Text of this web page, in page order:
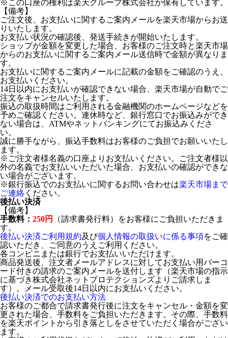
※この口座の権利は楽天グループ株式会社が保有しています。
【備考】
ご注文後、お支払いに関するご案内メールを楽天市場からお送
りいたします。
お支払い状況の確認後、発送手続きが開始いたします。
ショップが金額を変更した場合、お客様のご注文時と楽天市場
からのお支払いに関するご案内メール送信時で金額が異なりま
す。
お支払いに関するご案内メールに記載の金額をご確認のうえ、
お支払いください。
14日以内にお支払いが確認できない場合、楽天市場が自動でご
注文をキャンセルいたします。
振込の取扱時間はご利用される金融機関のホームページなどを
予めご確認ください。連休時など、銀行窓口でお振込みができ
ない場合は、ATMやネットバンキングにてお振込みくださ
い。
誠に勝手ながら、振込手数料はお客様のご負担でお願いいたし
ます。
※ご注文者様名義の口座よりお支払いください。ご注文者様以
外の名義でお支払いいただいた場合、お支払いの確認ができな
い場合がございます。
※銀行振込でのお支払いに関するお問い合わせは楽天市場まで
ご連絡 ください。
後払い決済
【備考】
手数料： 250円
（請求書発行料）をお客様にご負担いただきま
す。
後払い決済ご利用規約及び個人情報の取扱いに係る事項をご確
認いただき、ご同意のうえご利用ください。
各コンビニまたは銀行でお支払いいただけます。
商品発送後、注文者メールアドレスに対してお支払い用バーコ
ード付きの請求のご案内メールを送付します（楽天市場の指示
に基づき株式会社ネットプロテクションズよりご請求しま
す）。メール受取後14日以内にお支払いください。
後払い決済でのお支払い方法
お客様のご都合で請求書発行後に注文をキャンセル・金額を変
更された場合、手数料をご負担いただきます。その際、手数料
を楽天ポイントから引き落としをさせていただく場合がござい
ます。